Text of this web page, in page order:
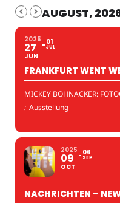
AUGUST,
2025
27
JUN
01
JUL
FRANKFURT WENT
MICKEY BOHNACKER:
: Ausstellung
2025
09
OCT
06
SEP
NACHRICHTEN –